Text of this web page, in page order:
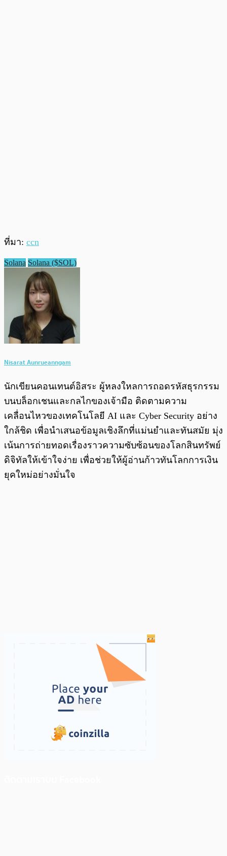
ที่มา: ccn
Solana Solana ($SOL)
Nisarat Aunrueanngam
นักเขียนคอนเทนต์อิสระ ผู้หลงใหลการถอดรหัสธุรกรรม
บนบล็อกเชนและกลไกของเจ้ามือ ติดตามความ
เคลื่อนไหวของเทคโนโลยี AI และ Cyber Security อย่าง
ใกล้ชิด เพื่อนำเสนอข้อมูลเชิงลึกที่แม่นยำและทันสมัย มุ่ง
เน้นการถ่ายทอดเรื่องราวความซับซ้อนของโลกสินทรัพย์
ดิจิทัลให้เข้าใจง่าย เพื่อช่วยให้ผู้อ่านก้าวทันโลกการเงิน
ยุคใหม่อย่างมั่นใจ